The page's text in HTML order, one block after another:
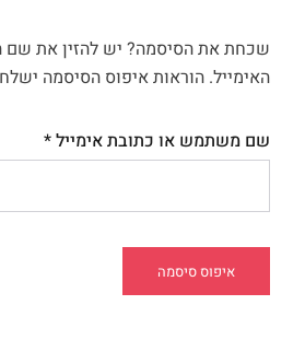
שכחת את הסיסמה? יש להזין את
האימייל. הוראות איפוס הסיסמה
שם משתמש או כתובת אימייל*
איפוס סיסמה